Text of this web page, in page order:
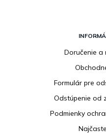
Doručenie a
Formulár pre
Odstúpenie od
Podmienky